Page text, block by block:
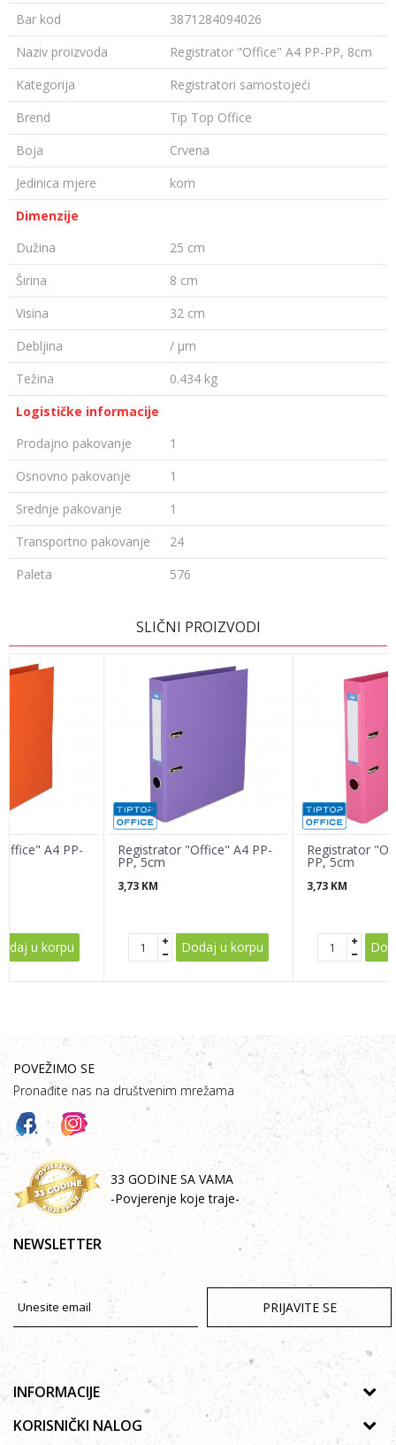
Bar kod
3871284094026
Naziv proizvoda
Registrator "Office" A4 PP-PP, 8cm
Kategorija
Registratori samostojeći
Brend
Tip Top Office
Boja
Crvena
Jedinica mjere
kom
Dimenzije
Dužina
25 cm
Širina
8 cm
Visina
32 cm
Debljina
/ µm
Težina
0.434 kg
Logističke informacije
Prodajno pakovanje
1
Osnovno pakovanje
1
Srednje pakovanje
1
Transportno pakovanje
24
Paleta
576
Email
SLIČNI PROIZVODI
A4 PP-
u korpu
Registrator "Office" A4 PP-
PP, 5cm
3,73 KM
Dodaj u korpu
Registrator
PP, 5cm
3,73 KM
POVEŽIMO SE
Pronađite nas na društvenim mrežama
33 GODINE SA VAMA
-Povjerenje koje traje-
NEWSLETTER
PRIJAVITE SE
INFORMACIJE
O nama
KORISNIČKI NALOG